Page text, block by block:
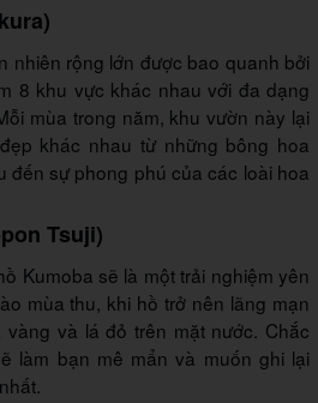
nhiên rộng lớn được bao quanh bởi
8 khu vực khác nhau với đa dạng
mùa trong năm, khu vườn này lại
khác nhau từ những bông hoa
đến sự phong phú của các loài hoa
Tsuji)
Kumoba sẽ là một trải nghiệm yên
mùa thu, khi hồ trở nên lãng mạn
và lá đỏ trên mặt nước. Chắc
làm bạn mê mẩn và muốn ghi lại